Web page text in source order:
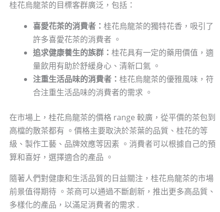
桂花烏龍茶的目標客群廣泛，包括：
喜愛花茶的消費者： 桂花烏龍茶的獨特花香，吸引了
許多喜愛花茶的消費者 。
追求健康養生的族群： 桂花具有一定的藥用價值，適
量飲用有助於舒緩身心、清新口氣 。
注重生活品味的消費者： 桂花烏龍茶的優雅風味，符
合注重生活品味的消費者的需求 。
在市場上，桂花烏龍茶的價格 range 較廣，從平價的茶包到
高檔的散茶都有 。價格主要取決於茶葉的品質、桂花的等
級、製作工藝、品牌效應等因素 。消費者可以根據自己的預
算和喜好，選擇適合的產品 。
隨著人們對健康和生活品質的日益關注，桂花烏龍茶的市場
前景值得期待 。茶商可以通過不斷創新，推出更多高品質、
多樣化的產品，以滿足消費者的需求 .